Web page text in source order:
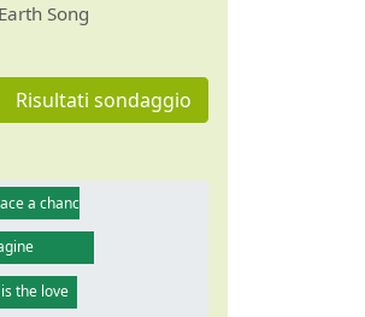
Song
Risultati sondaggio
a chance
the love